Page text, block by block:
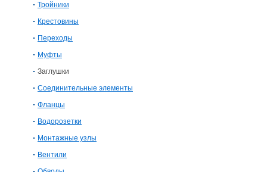
Тройники
Крестовины
Переходы
Муфты
Заглушки
Соединительные элементы
Фланцы
Водорозетки
Монтажные узлы
Вентили